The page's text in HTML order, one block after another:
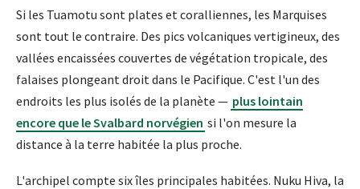
Si les Tuamotu sont plates et coralliennes, les Marquises
sont tout le contraire. Des pics volcaniques vertigineux, des
vallées encaissées couvertes de végétation tropicale, des
falaises plongeant droit dans le Pacifique. C'est l'un des
endroits les plus isolés de la planète — plus lointain
encore que le Svalbard norvégien si l'on mesure la
distance à la terre habitée la plus proche.
L'archipel compte six îles principales habitées. Nuku Hiva, la